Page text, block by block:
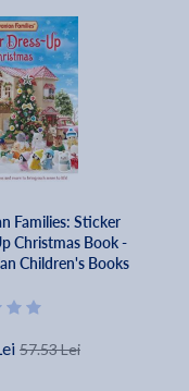
Families: Sticker
Christmas Book -
Children's Books
57.53 Lei